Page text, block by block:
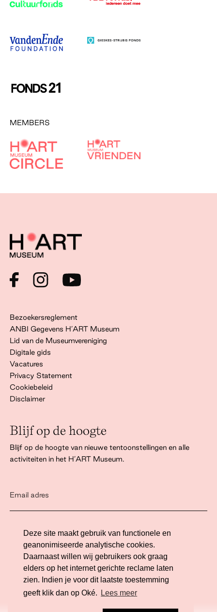
Deze site maakt gebruik van functionele en
geanonimiseerde analytische cookies.
Daarnaast willen wij gebruikers ook graag
elders op het internet gerichte reclame laten
zien. Indien je voor dit laatste toestemming
geeft klik dan op Oké.
Lees meer
MEMBERS
Bezoekersreglement
ANBI Gegevens H’ART Museum
Lid van de Museumvereniging
Digitale gids
Vacatures
Privacy Statement
Cookiebeleid
Disclaimer
Blijf op de hoogte
Blijf op de hoogte van nieuwe tentoonstellingen en alle
activiteiten in het H’ART Museum.